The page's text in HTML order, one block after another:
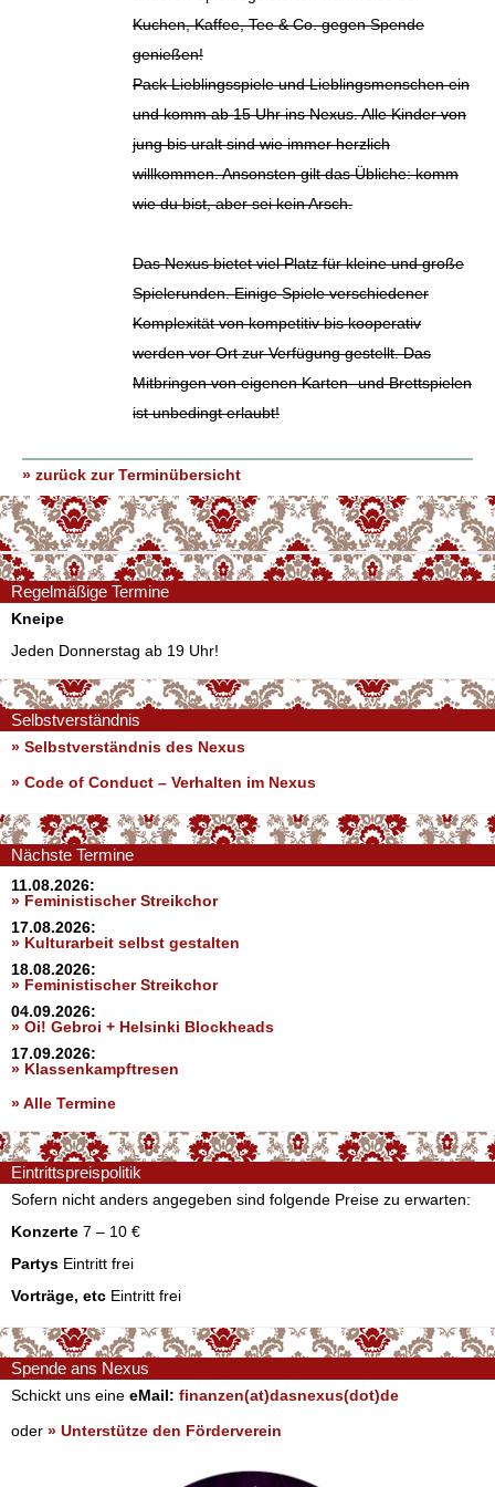
Kuchen, Kaffee, Tee & Co. gegen Spende
genießen!
Pack Lieblingsspiele und Lieblingsmenschen ein
und komm ab 15 Uhr ins Nexus. Alle Kinder von
jung bis uralt sind wie immer herzlich
willkommen. Ansonsten gilt das Übliche: komm
wie du bist, aber sei kein Arsch.
Das Nexus bietet viel Platz für kleine und große
Spielerunden. Einige Spiele verschiedener
Komplexität von kompetitiv bis kooperativ
werden vor Ort zur Verfügung gestellt. Das
Mitbringen von eigenen Karten- und Brettspielen
ist unbedingt erlaubt!
» zurück zur Terminübersicht
Regelmäßige Termine
Kneipe
Jeden Donnerstag ab 19 Uhr!
Selbstverständnis
» Selbstverständnis des Nexus
» Code of Conduct – Verhalten im Nexus
Nächste Termine
11.08.2026:
» Feministischer Streikchor
17.08.2026:
» Kulturarbeit selbst gestalten
18.08.2026:
» Feministischer Streikchor
04.09.2026:
» Oi! Gebroi + Helsinki Blockheads
17.09.2026:
» Klassenkampftresen
» Alle Termine
Eintrittspreispolitik
Sofern nicht anders angegeben sind folgende Preise zu erwarten:
Konzerte 7 – 10 €
Partys Eintritt frei
Vorträge, etc Eintritt frei
Spende ans Nexus
Schickt uns eine eMail: finanzen(at)dasnexus(dot)de
oder » Unterstütze den Förderverein